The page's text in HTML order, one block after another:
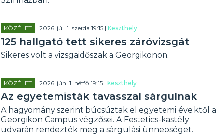
KÖZÉLET | 2026. júl. 1. szerda 19:15 |Keszthely
125 hallgató tett sikeres záróvizsgát
Sikeres volt a vizsgaidőszak a Georgikonon.
KÖZÉLET | 2026. jún. 1. hétfő 19:15 |Keszthely
Az egyetemisták tavasszal sárgulnak
A hagyomány szerint búcsúztak el egyetemi éveiktől a
Georgikon Campus végzősei. A Festetics-kastély
udvarán rendezték meg a sárgulási ünnepséget.